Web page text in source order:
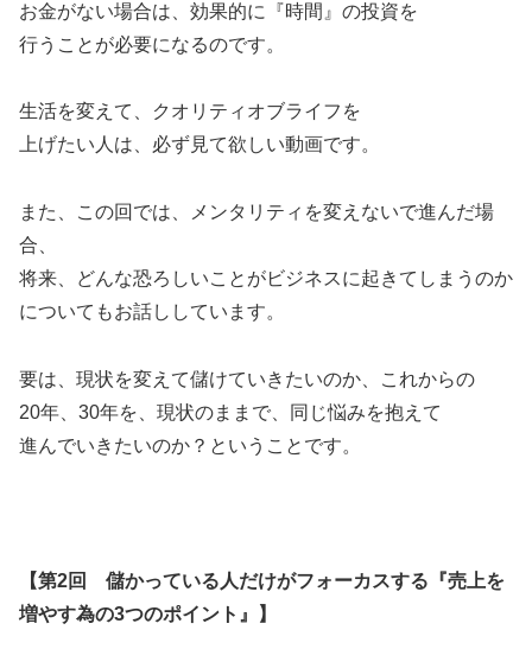
お金がない場合は、効果的に『時間』の投資を
行うことが必要になるのです。
生活を変えて、クオリティオブライフを
上げたい人は、必ず見て欲しい動画です。
また、この回では、メンタリティを変えないで進んだ場
合、
将来、どんな恐ろしいことがビジネスに起きてしまうのか
についてもお話ししています。
要は、現状を変えて儲けていきたいのか、これからの
20年、30年を、現状のままで、同じ悩みを抱えて
進んでいきたいのか？ということです。
【第2回 儲かっている人だけがフォーカスする『売上を
増やす為の3つのポイント』】